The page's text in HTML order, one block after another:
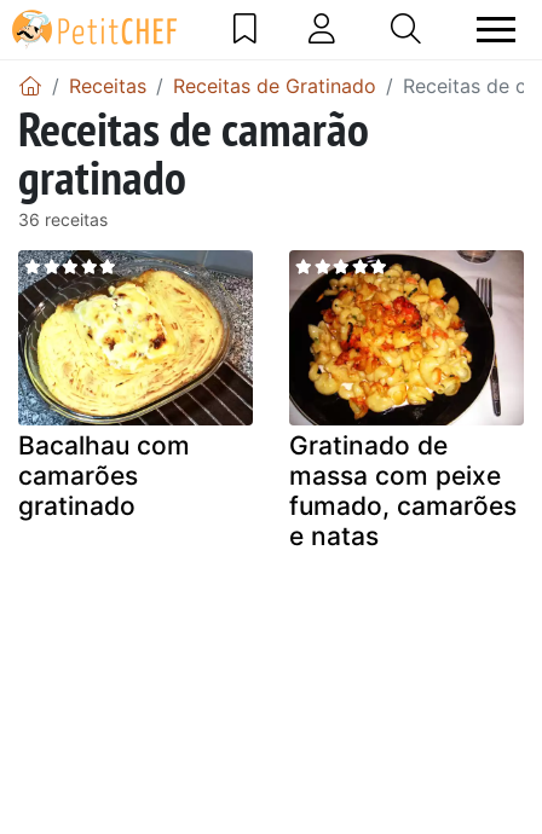
Receitas Receitas de Gratinado Receitas de
Receitas de camarão
gratinado
36 receitas
Bacalhau com
camarões
gratinado
Gratinado de
massa com peixe
fumado, camarões
e natas